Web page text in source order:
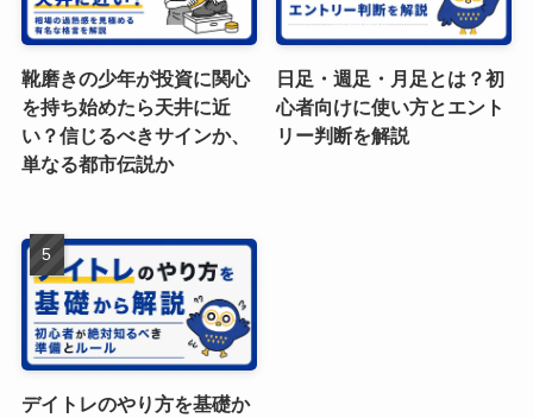
靴磨きの少年が投資に関心
を持ち始めたら天井に近
い？信じるべきサインか、
単なる都市伝説か
日足・週足・月足とは？初
心者向けに使い方とエント
リー判断を解説
デイトレのやり方を基礎か